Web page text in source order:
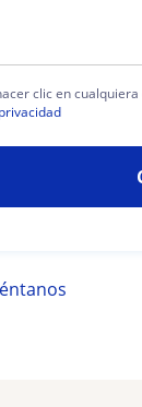
clic en
privacidad